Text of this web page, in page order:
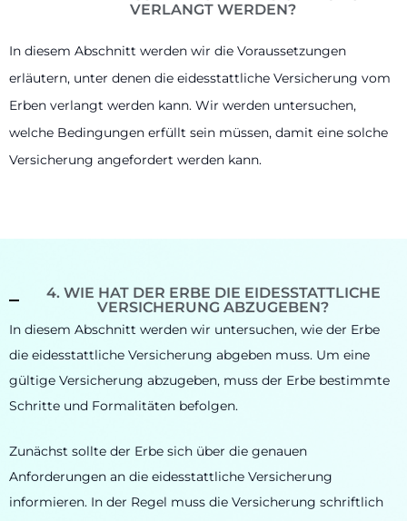
VERLANGT WERDEN?
In diesem Abschnitt werden wir die Voraussetzungen
erläutern, unter denen die eidesstattliche Versicherung vom
Erben verlangt werden kann. Wir werden untersuchen,
welche Bedingungen erfüllt sein müssen, damit eine solche
Versicherung angefordert werden kann.
4. WIE HAT DER ERBE DIE EIDESSTATTLICHE
VERSICHERUNG ABZUGEBEN?
In diesem Abschnitt werden wir untersuchen, wie der Erbe
die eidesstattliche Versicherung abgeben muss. Um eine
gültige Versicherung abzugeben, muss der Erbe bestimmte
Schritte und Formalitäten befolgen.
Zunächst sollte der Erbe sich über die genauen
Anforderungen an die eidesstattliche Versicherung
informieren. In der Regel muss die Versicherung schriftlich